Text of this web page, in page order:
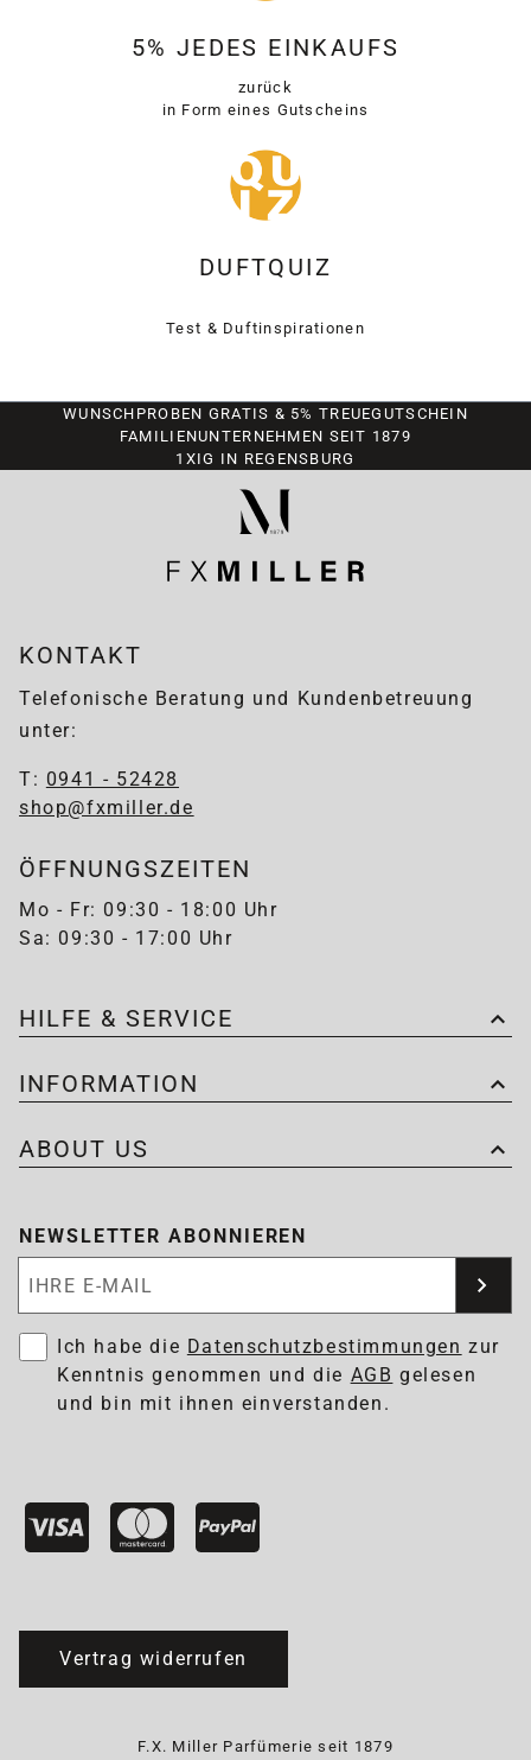
5% JEDES EINKAUFS
zurück
in Form eines Gutscheins
DUFTQUIZ
Test & Duftinspirationen
WUNSCHPROBEN GRATIS & 5% TREUEGUTSCHEIN
FAMILIENUNTERNEHMEN SEIT 1879
1XIG IN REGENSBURG
KONTAKT
Telefonische Beratung und Kundenbetreuung
unter:
T: 0941 - 52428
shop@fxmiller.de
ÖFFNUNGSZEITEN
Mo - Fr: 09:30 - 18:00 Uhr
Sa: 09:30 - 17:00 Uhr
HILFE & SERVICE
INFORMATION
ABOUT US
NEWSLETTER ABONNIEREN
Ich habe die Datenschutzbestimmungen zur
Kenntnis genommen und die AGB gelesen
und bin mit ihnen einverstanden.
Vertrag widerrufen
F.X. Miller Parfümerie seit 1879